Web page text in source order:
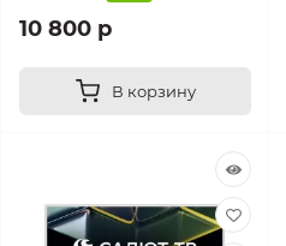
10 800 р
В корзину